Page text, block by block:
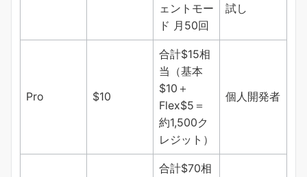
ェントモー
ド 月50回
試し
Pro $10
合計$15相
当（基本
$10＋
Flex$5＝
約1,500ク
レジット）
個人開発者
合計$70相